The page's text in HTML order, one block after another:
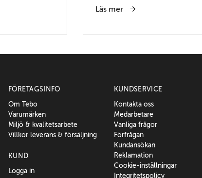
Läs mer
FÖRETAGSINFO
Om Tebo
Varumärken
Miljö & kvalitetsarbete
Villkor leverans & försäljning
KUND
Logga in
KUNDSERVICE
Kontakta oss
Medarbetare
Vanliga frågor
Förfrågan
Kundansökan
Reklamation
Cookie-inställningar
Integritetspolicy